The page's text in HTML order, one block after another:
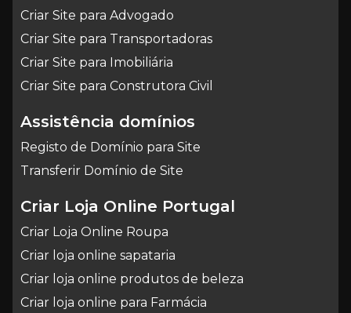
Criar Site para Advogado
Criar Site para Transportadoras
Criar Site para Imobiliária
Criar Site para Construtora Civil
Assistência domínios
Registo de Domínio para Site
Transferir Domínio de Site
Criar Loja Online Portugal
Criar Loja Online Roupa
Criar loja online sapataria
Criar loja online produtos de beleza
Criar loja online para Farmácia